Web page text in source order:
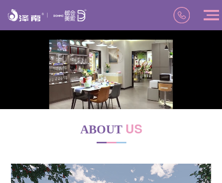
ABOUT US